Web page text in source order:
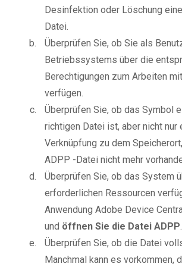
Desinfektion oder Löschung
Datei.
Überprüfen Sie, ob Sie als
Betriebssystems über die
Berechtigungen zum Arbeiten
verfügen.
Überprüfen Sie, ob das Symbol
richtigen Datei ist, aber nicht nur
Verknüpfung zu dem
ADPP -Datei nicht mehr
Überprüfen Sie, ob das System
erforderlichen Ressourcen
Anwendung Adobe Device
und öffnen Sie die Datei ADPP.
Überprüfen Sie, ob die Datei
Manchmal kann es vorkommen,